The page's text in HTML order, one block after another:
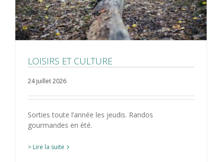
LOISIRS ET CULTURE
24 juillet 2026
Sorties toute l’année les jeudis. Randos
gourmandes en été.
> Lire la suite